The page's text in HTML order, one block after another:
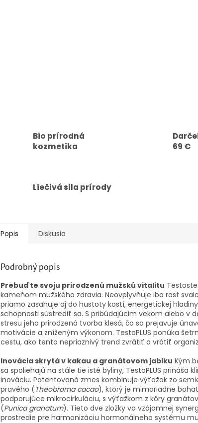
Bio prírodná
kozmetika
69 €
Liečivá sila prírody
Popis Diskusia
Podrobný popis
Prebuďte svoju prirodzenú mužskú vitalitu
kameňom mužského zdravia. Neovplyvňuje iba rast
priamo zasahuje aj do hustoty kostí, energetickej
schopnosti sústrediť sa. S pribúdajúcim vekom alebo v
stresu jeho prirodzená tvorba klesá, čo sa prejavuje
motivácie a zníženým výkonom. TestoPLUS ponúka
cestu, ako tento nepriaznivý trend zvrátiť a vrátiť
Inovácia skrytá v kakau a granátovom jablku Kým
sa spoliehajú na stále tie isté byliny, TestoPLUS prináša
inováciu. Patentovaná zmes kombinuje výťažok zo
pravého (Theobroma cacao), ktorý je mimoriadne
podporujúce mikrocirkuláciu, s výťažkom z kôry
(Punica granatum). Tieto dve zložky vo vzájomnej
prostredie pre harmonizáciu hormonálneho systému